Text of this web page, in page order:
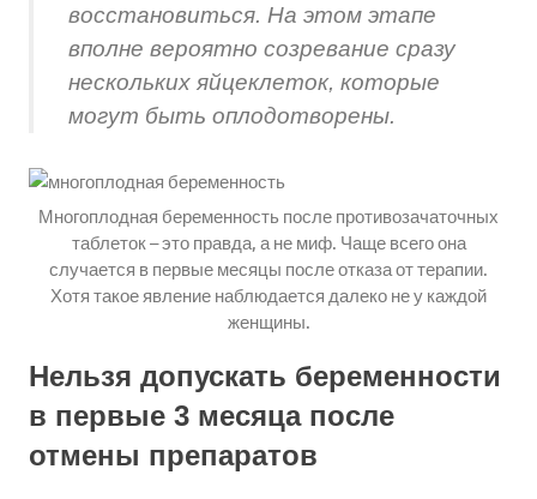
восстановиться. На этом этапе
вполне вероятно созревание сразу
нескольких яйцеклеток, которые
могут быть оплодотворены.
Многоплодная беременность после противозачаточных
таблеток – это правда, а не миф. Чаще всего она
случается в первые месяцы после отказа от терапии.
Хотя такое явление наблюдается далеко не у каждой
женщины.
Нельзя допускать беременности
в первые 3 месяца после
отмены препаратов